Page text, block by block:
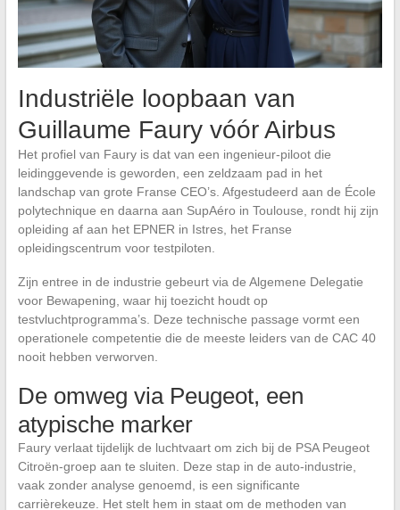
Industriële loopbaan van
Guillaume Faury vóór Airbus
Het profiel van Faury is dat van een ingenieur-piloot die
leidinggevende is geworden, een zeldzaam pad in het
landschap van grote Franse CEO’s. Afgestudeerd aan de École
polytechnique en daarna aan SupAéro in Toulouse, rondt hij zijn
opleiding af aan het EPNER in Istres, het Franse
opleidingscentrum voor testpiloten.
Zijn entree in de industrie gebeurt via de Algemene Delegatie
voor Bewapening, waar hij toezicht houdt op
testvluchtprogramma’s. Deze technische passage vormt een
operationele competentie die de meeste leiders van de CAC 40
nooit hebben verworven.
De omweg via Peugeot, een
atypische marker
Faury verlaat tijdelijk de luchtvaart om zich bij de PSA Peugeot
Citroën-groep aan te sluiten. Deze stap in de auto-industrie,
vaak zonder analyse genoemd, is een significante
carrièrekeuze. Het stelt hem in staat om de methoden van